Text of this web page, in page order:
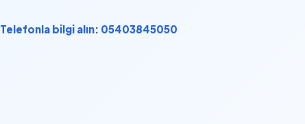
Telefonla bilgi alın: 05403845050